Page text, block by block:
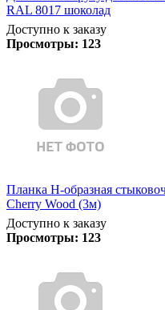
RAL 8017 шоколад
Доступно к заказу
Просмотры: 123
Планка Н-образная
Cherry Wood (3м)
Доступно к заказу
Просмотры: 123